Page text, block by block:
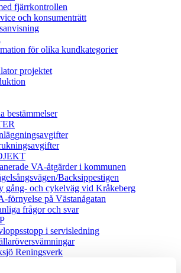
fjärrkontrollen
och konsumenträtt
för olika kundkategorier
projektet
bestämmelser
VA-åtgärder i kommunen
Backsippestigen
gång- och cykelväg vid Kråkeberg
förnyelse på Västanågatan
frågor och svar
i servisledning
Reningsverk